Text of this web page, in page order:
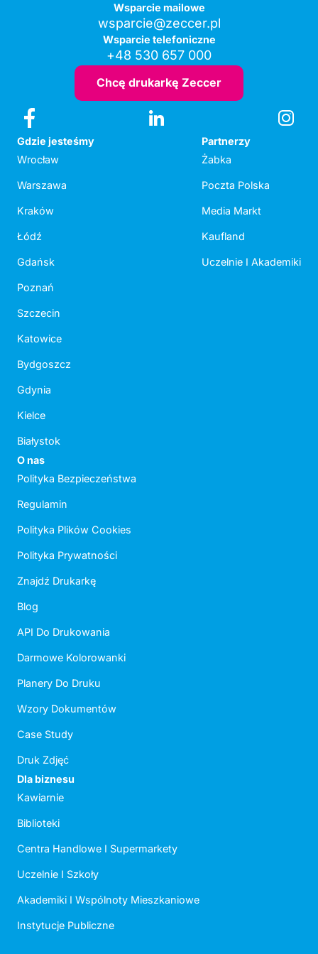
Wsparcie mailowe
wsparcie@zeccer.pl
Wsparcie telefoniczne
+48 530 657 000
Chcę drukarkę Zeccer
Gdzie jesteśmy
Wrocław
Warszawa
Kraków
Łódź
Gdańsk
Poznań
Szczecin
Katowice
Bydgoszcz
Gdynia
Kielce
Białystok
Partnerzy
Żabka
Poczta Polska
Media Markt
Kaufland
Uczelnie I Akademiki
O nas
Polityka Bezpieczeństwa
Regulamin
Polityka Plików Cookies
Polityka Prywatności
Znajdź Drukarkę
Blog
API Do Drukowania
Darmowe Kolorowanki
Planery Do Druku
Wzory Dokumentów
Case Study
Druk Zdjęć
Dla biznesu
Kawiarnie
Biblioteki
Centra Handlowe I Supermarkety
Uczelnie I Szkoły
Akademiki I Wspólnoty Mieszkaniowe
Instytucje Publiczne